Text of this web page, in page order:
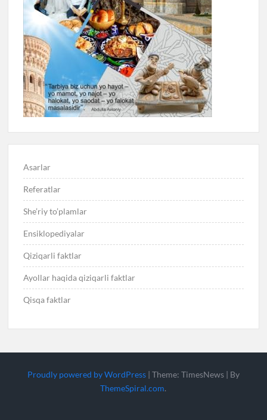
Asarlar
Referatlar
She’riy to’plamlar
Ensiklopediyalar
Qiziqarli faktlar
Ayollar haqida qiziqarli faktlar
Qisqa faktlar
Proudly powered by WordPress | Theme: TimesNews | By
ThemeSpiral.com.